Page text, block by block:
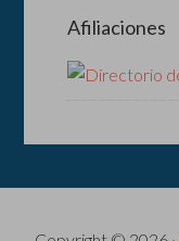
Afiliaciones